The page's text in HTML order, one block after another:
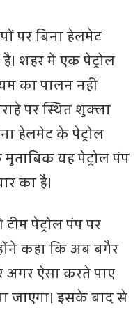
पर बिना हेलमेट
शहर में एक पेट्रोल
का पालन नहीं
पर स्थित शुक्ला
हेलमेट के पेट्रोल
मुताबिक यह पेट्रोल पंप
का है।
पेट्रोल पंप पर
कहा कि अब बगैर
अगर ऐसा करते पाए
जाएगा। इसके बाद से